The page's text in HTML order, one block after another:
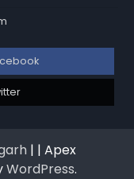
| | Apex
WordPress.